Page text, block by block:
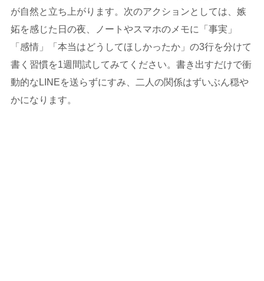
が自然と立ち上がります。次のアクションとしては、嫉
妬を感じた日の夜、ノートやスマホのメモに「事実」
「感情」「本当はどうしてほしかったか」の3行を分けて
書く習慣を1週間試してみてください。書き出すだけで衝
動的なLINEを送らずにすみ、二人の関係はずいぶん穏や
かになります。